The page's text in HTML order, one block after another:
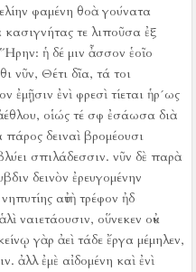
φαμένη θοὰ γούνατα
τε λιποῦσα ἐξ
Ἥρην: ἡ δέ μιν ἆσσον ἑοῖο
νῦν, Θέτι δῖα, τά τοι
ἐμῇσιν ἐνὶ φρεσὶ τίεται ἡρ´ως
οἱώς τέ σφ ἐσάωσα διὰ
δειναὶ βρομέουσι
σπιλάδεσσιν. νῦν δὲ παρὰ
δεινὸν ἐρευγομένην
αὐτὴ τρέφον ἠδ
ναιετάουσιν, οὕνεκεν οὐκ
γὰρ ἀεὶ τάδε ἔργα μέμηλεν,
ἀλλ ἐμὲ αἰδομένη καὶ ἐνὶ